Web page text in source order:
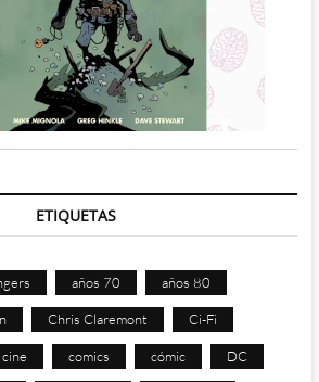
ETIQUETAS
años 70 años 80
Chris Claremont Ci-Fi
cine comics cómic DC